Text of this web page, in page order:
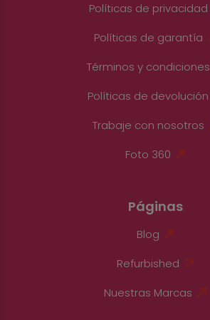
Políticas de privacidad
Políticas de garantía
Términos y condiciones
Políticas de devolución
Trabaje con nosotros
Foto 360
Páginas
Blog
Refurbished
Nuestras Marcas